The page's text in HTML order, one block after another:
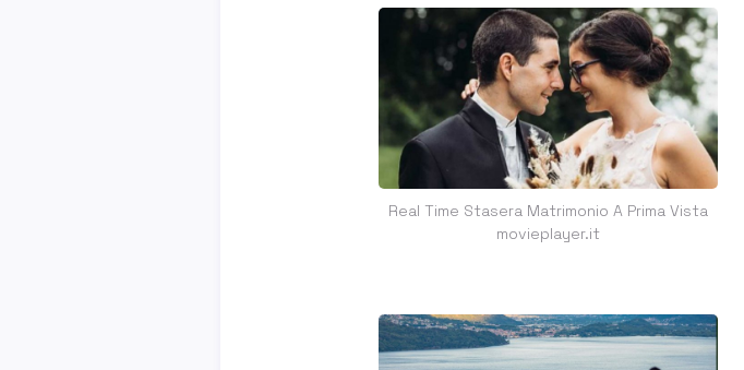
Real Time Stasera Matrimonio A Prima Vista
movieplayer.it